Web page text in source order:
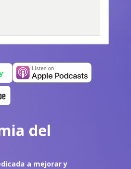
del
a mejorar y